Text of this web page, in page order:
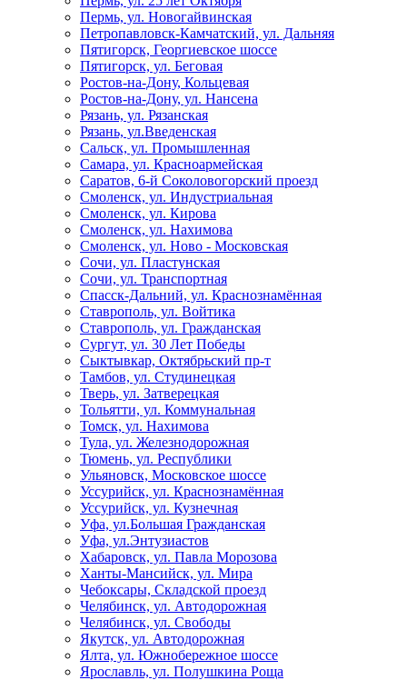
Пермь, ул. Новогайвинская
Петропавловск-Камчатский, ул. Дальняя
Пятигорск, Георгиевское шоссе
Пятигорск, ул. Беговая
Ростов-на-Дону, Кольцевая
Ростов-на-Дону, ул. Нансена
Рязань, ул. Рязанская
Рязань, ул.Введенская
Сальск, ул. Промышленная
Самара, ул. Красноармейская
Саратов, 6-й Соколовогорский проезд
Смоленск, ул. Индустриальная
Смоленск, ул. Кирова
Смоленск, ул. Нахимова
Смоленск, ул. Ново - Московская
Сочи, ул. Пластунская
Сочи, ул. Транспортная
Спасск-Дальний, ул. Краснознамённая
Ставрополь, ул. Войтика
Ставрополь, ул. Гражданская
Сургут, ул. 30 Лет Победы
Сыктывкар, Октябрьский пр-т
Тамбов, ул. Студинецкая
Тверь, ул. Затверецкая
Тольятти, ул. Коммунальная
Томск, ул. Нахимова
Тула, ул. Железнодорожная
Тюмень, ул. Республики
Ульяновск, Московское шоссе
Уссурийск, ул. Краснознамённая
Уссурийск, ул. Кузнечная
Уфа, ул.Большая Гражданская
Уфа, ул.Энтузиастов
Хабаровск, ул. Павла Морозова
Ханты-Мансийск, ул. Мира
Чебоксары, Складской проезд
Челябинск, ул. Автодорожная
Челябинск, ул. Свободы
Якутск, ул. Автодорожная
Ялта, ул. Южнобережное шоссе
Ярославль, ул. Полушкина Роща